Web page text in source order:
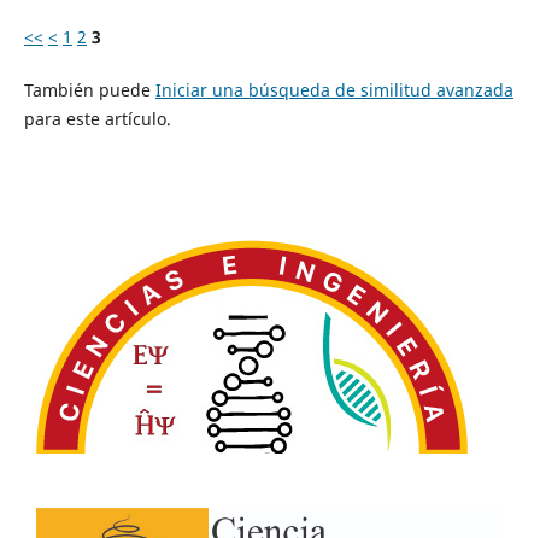
<< < 1 2 3
También puede Iniciar una búsqueda de similitud avanzada
para este artículo.